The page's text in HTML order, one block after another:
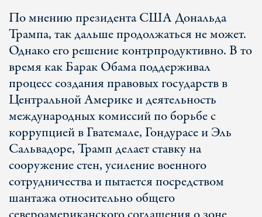
По мнению президента США Дональда
Трампа, так дальше продолжаться не может.
Однако его решение контрпродуктивно. В то
время как Барак Обама поддерживал
процесс создания правовых государств в
Центральной Америке и деятельность
международных комиссий по борьбе с
коррупцией в Гватемале, Гондурасе и Эль
Сальвадоре, Трамп делает ставку на
сооружение стен, усиление военного
сотрудничества и пытается посредством
шантажа относительно общего